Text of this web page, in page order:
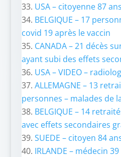
USA – citoyenne 87
BELGIQUE – 17
covid 19 après le vaccin
CANADA – 21 décès
ayant subi des effets
USA – VIDEO –
ALLEMAGNE – 13
personnes – malades de
BELGIQUE – 14
avec effets secondaires
SUEDE – citoyen 84
IRLANDE – médecin